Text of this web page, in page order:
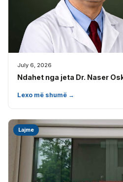
July 6, 2026
Ndahet nga jeta Dr. Naser
Lexo më shumë →
Lajme